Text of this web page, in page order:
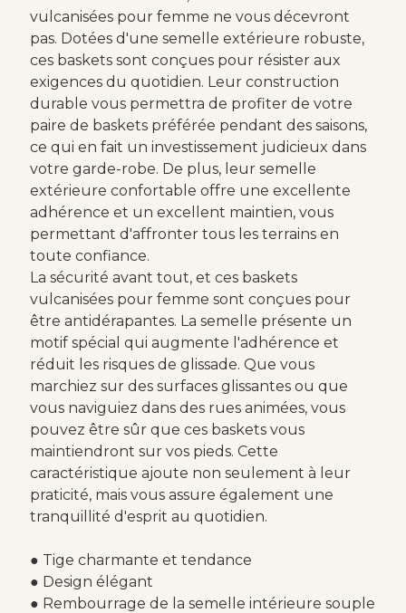
vulcanisées pour femme ne vous décevront
pas. Dotées d'une semelle extérieure robuste,
ces baskets sont conçues pour résister aux
exigences du quotidien. Leur construction
durable vous permettra de profiter de votre
paire de baskets préférée pendant des saisons,
ce qui en fait un investissement judicieux dans
votre garde-robe. De plus, leur semelle
extérieure confortable offre une excellente
adhérence et un excellent maintien, vous
permettant d'affronter tous les terrains en
toute confiance.
La sécurité avant tout, et ces baskets
vulcanisées pour femme sont conçues pour
être antidérapantes. La semelle présente un
motif spécial qui augmente l'adhérence et
réduit les risques de glissade. Que vous
marchiez sur des surfaces glissantes ou que
vous naviguiez dans des rues animées, vous
pouvez être sûr que ces baskets vous
maintiendront sur vos pieds. Cette
caractéristique ajoute non seulement à leur
praticité, mais vous assure également une
tranquillité d'esprit au quotidien.
● Tige charmante et tendance
● Design élégant
● Rembourrage de la semelle intérieure souple